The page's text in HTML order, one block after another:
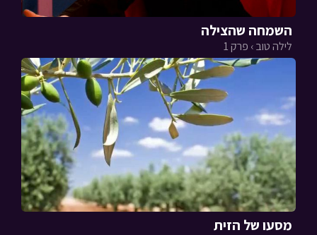
השמחה שהצילה
לילה טוב › פרק 1
מסעו של הזית